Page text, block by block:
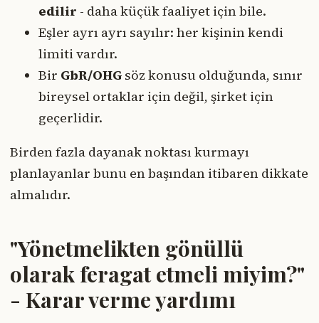
edilir - daha küçük faaliyet için bile.
Eşler ayrı ayrı sayılır: her kişinin kendi
limiti vardır.
Bir GbR/OHG söz konusu olduğunda, sınır
bireysel ortaklar için değil, şirket için
geçerlidir.
Birden fazla dayanak noktası kurmayı
planlayanlar bunu en başından itibaren dikkate
almalıdır.
"Yönetmelikten gönüllü
olarak feragat etmeli miyim?"
- Karar verme yardımı